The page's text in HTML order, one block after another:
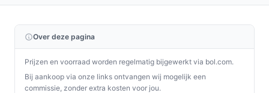
Veelgestelde vragen
Is dit geschikt voor thuisgebruik / intensief gebruik /
dagelijks gebruik?
Geschikt voor regulier thuisgebruik, zeker bij
Over deze pagina
Prijzen en voorraad worden regelmatig bijgewerkt via bol.com.
Bij aankoop via onze links ontvangen wij mogelijk een
commissie, zonder extra kosten voor jou.